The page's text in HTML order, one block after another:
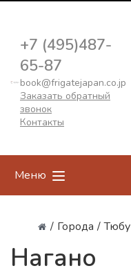
+7 (495)487-
65-87
book@frigatejapan.co.jp
Заказать обратный
звонок
Контакты
Меню
/ Города / Тюбу
Нагано